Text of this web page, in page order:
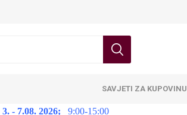
SAVJETI ZA KUPOVINU
3. - 7.08. 2026; 9:00-15:00